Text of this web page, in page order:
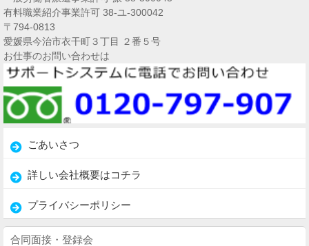
有料職業紹介事業許可 38-ユ-300042
〒794-0813
愛媛県今治市衣干町３丁目 ２番５号
お仕事のお問い合わせは
ごあいさつ
詳しい会社概要はコチラ
プライバシーポリシー
合同面接・登録会